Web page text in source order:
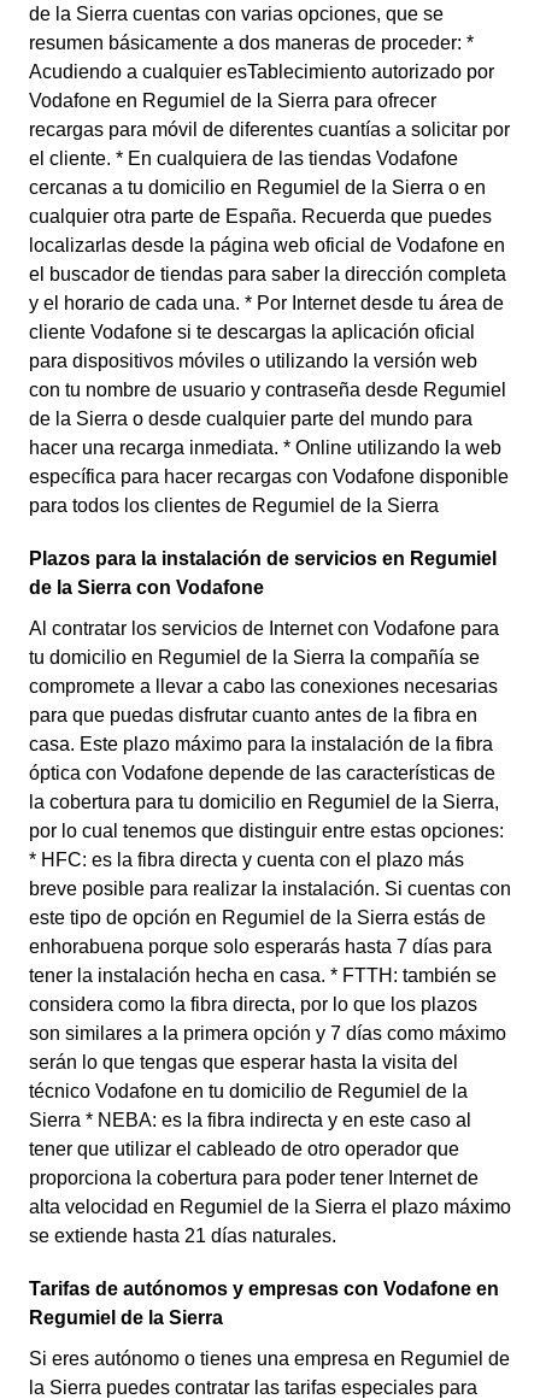
de la Sierra cuentas con varias opciones, que se
resumen básicamente a dos maneras de proceder: *
Acudiendo a cualquier esTablecimiento autorizado por
Vodafone en Regumiel de la Sierra para ofrecer
recargas para móvil de diferentes cuantías a solicitar por
el cliente. * En cualquiera de las tiendas Vodafone
cercanas a tu domicilio en Regumiel de la Sierra o en
cualquier otra parte de España. Recuerda que puedes
localizarlas desde la página web oficial de Vodafone en
el buscador de tiendas para saber la dirección completa
y el horario de cada una. * Por Internet desde tu área de
cliente Vodafone si te descargas la aplicación oficial
para dispositivos móviles o utilizando la versión web
con tu nombre de usuario y contraseña desde Regumiel
de la Sierra o desde cualquier parte del mundo para
hacer una recarga inmediata. * Online utilizando la web
específica para hacer recargas con Vodafone disponible
para todos los clientes de Regumiel de la Sierra
Plazos para la instalación de servicios en Regumiel
de la Sierra con Vodafone
Al contratar los servicios de Internet con Vodafone para
tu domicilio en Regumiel de la Sierra la compañía se
compromete a llevar a cabo las conexiones necesarias
para que puedas disfrutar cuanto antes de la fibra en
casa. Este plazo máximo para la instalación de la fibra
óptica con Vodafone depende de las características de
la cobertura para tu domicilio en Regumiel de la Sierra,
por lo cual tenemos que distinguir entre estas opciones:
* HFC: es la fibra directa y cuenta con el plazo más
breve posible para realizar la instalación. Si cuentas con
este tipo de opción en Regumiel de la Sierra estás de
enhorabuena porque solo esperarás hasta 7 días para
tener la instalación hecha en casa. * FTTH: también se
considera como la fibra directa, por lo que los plazos
son similares a la primera opción y 7 días como máximo
serán lo que tengas que esperar hasta la visita del
técnico Vodafone en tu domicilio de Regumiel de la
Sierra * NEBA: es la fibra indirecta y en este caso al
tener que utilizar el cableado de otro operador que
proporciona la cobertura para poder tener Internet de
alta velocidad en Regumiel de la Sierra el plazo máximo
se extiende hasta 21 días naturales.
Tarifas de autónomos y empresas con Vodafone en
Regumiel de la Sierra
Si eres autónomo o tienes una empresa en Regumiel de
la Sierra puedes contratar las tarifas especiales para